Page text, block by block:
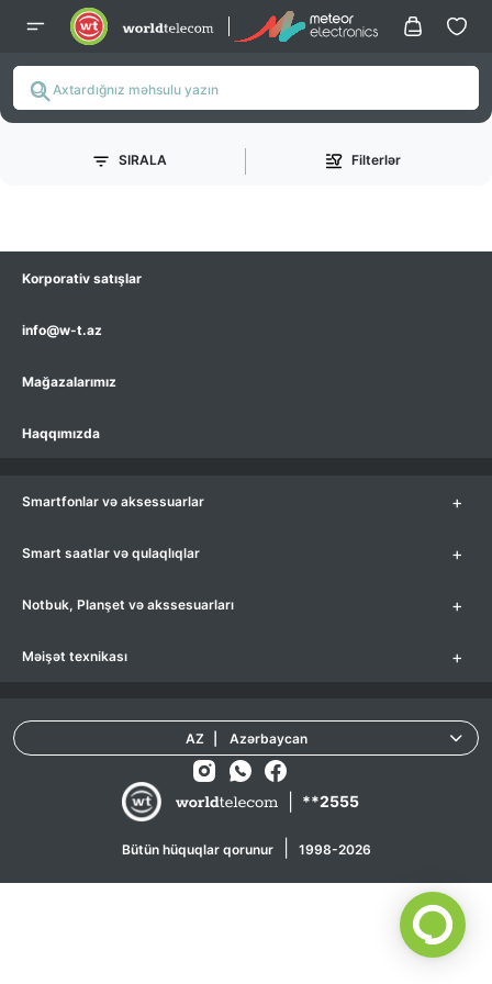
SIRALA Filterlər
Korporativ satışlar
info@w-t.az
Mağazalarımız
Haqqımızda
Smartfonlar və aksessuarlar +
Smart saatlar və qulaqlıqlar +
Notbuk, Planşet və akssesuarları +
Məişət texnikası +
**2555
Bütün hüquqlar qorunur 1998-2026
AZ Azərbaycan